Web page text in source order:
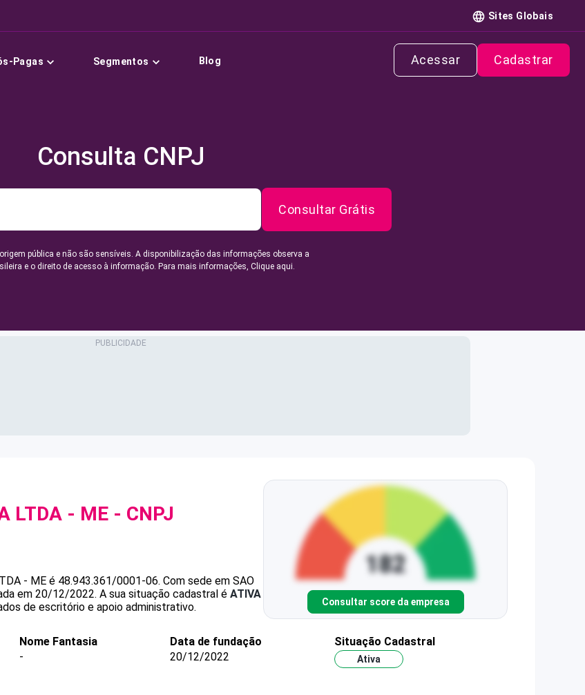
Sites Globais
Pagas Segmentos Blog Acessar Cadastrar
Consulta CNPJ
Consultar Grátis
pública e não são sensíveis. A disponibilização das informações observa a
e o direito de acesso à informação. Para mais informações, Clique aqui.
LTDA - ME - CNPJ
- ME é 48.943.361/0001-06. Com sede em SAO
em 20/12/2022. A sua situação cadastral é ATIVA
de escritório e apoio administrativo.
Consultar score da empresa
Nome Fantasia
-
Data de fundação
20/12/2022
Situação Cadastral
Ativa